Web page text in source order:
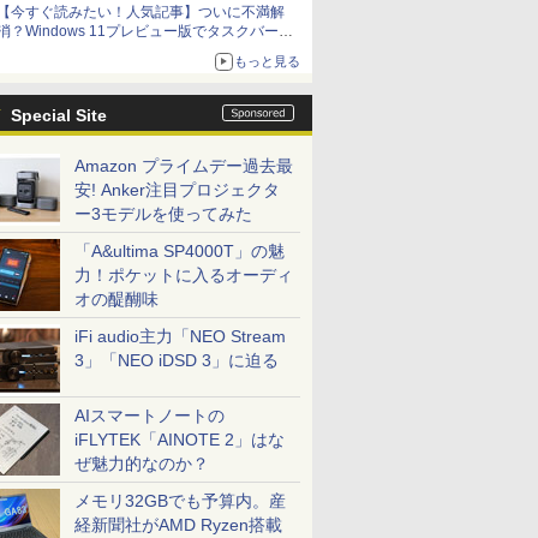
今すぐ読みたい！人気記事】ついに不満解
？Windows 11プレビュー版でタスクバーの
もっと見る
Special Site
Amazon プライムデー過去最
安! Anker注目プロジェクタ
ー3モデルを使ってみた
「A&ultima SP4000T」の魅
力！ポケットに入るオーディ
オの醍醐味
iFi audio主力「NEO Stream
3」「NEO iDSD 3」に迫る
AIスマートノートの
iFLYTEK「AINOTE 2」はな
ぜ魅力的なのか？
メモリ32GBでも予算内。産
経新聞社がAMD Ryzen搭載